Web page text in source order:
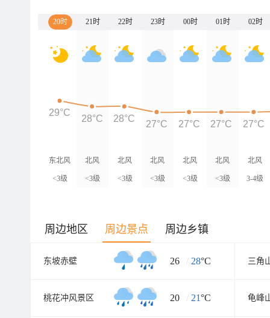
20时 21时 22时 23时 00时 01时 02时
东北风
<3级
北风
<3级
北风
<3级
北风
<3级
北风
<3级
北风
<3级
北风
3-4级
29°C
28°C 28°C
27°C 27°C 27°C 27°C
周边地区 周边景点 周边乡镇
东坡赤壁 26 / 28°C
桃花冲风景区 20 / 21°C 龟峰